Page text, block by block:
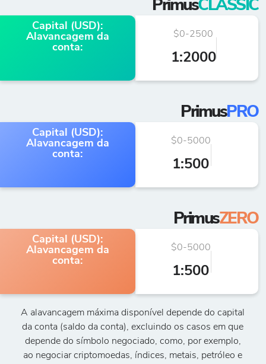
Capital (USD):
Alavancagem da
conta:
PrimusCLASSIC
$0-2500
1:2000
Capital (USD):
Alavancagem da
conta:
PrimusPRO
$0-5000
1:500
Capital (USD):
Alavancagem da
conta:
PrimusZERO
$0-5000
1:500
A alavancagem máxima disponível depende do capital
da conta (saldo da conta), excluindo os casos em que
depende do símbolo negociado, como, por exemplo,
ao negociar criptomoedas, índices, metais, petróleo e